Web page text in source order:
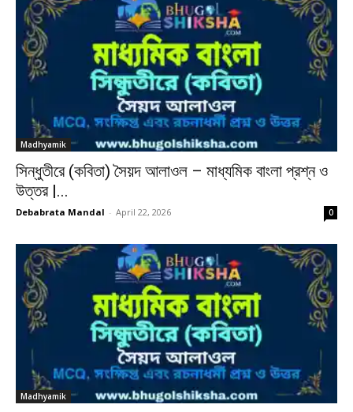
Madhyamik
সিন্ধুতীরে (কবিতা) সৈয়দ আলাওল – মাধ্যমিক বাংলা প্রশ্ন ও
উত্তর |...
Debabrata Mandal - April 22, 2026 0
Madhyamik